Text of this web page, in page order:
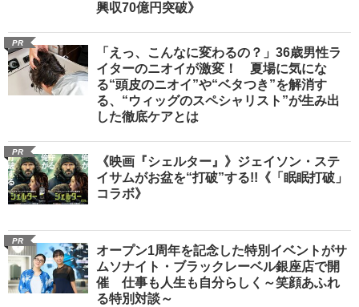
興収70億円突破》
PR
「えっ、こんなに変わるの？」36歳男性ラ
イターのニオイが激変！ 夏場に気にな
る“頭皮のニオイ”や“ベタつき”を解消す
る、“ウィッグのスペシャリスト”が生み出
した徹底ケアとは
PR
《映画『シェルター』》ジェイソン・ステ
イサムがお盆を“打破”する!!《「眠眠打破」
コラボ》
PR
オープン1周年を記念した特別イベントがサ
ムソナイト・ブラックレーベル銀座店で開
催 仕事も人生も自分らしく～笑顔あふれ
る特別対談～